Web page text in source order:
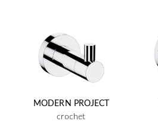
MODERN PROJECT
crochet